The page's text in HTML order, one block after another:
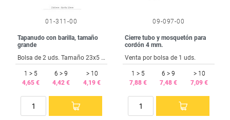
01-311-00
Tapanudo con barilla, tamaño
grande
Bolsa de 2 uds. Tamaño 23x5 mm. Barilla 10 mm.
1 > 5
4,65 €
6 > 9
4,42 €
> 10
4,19 €
09-097-00
Cierre tubo y mosquetón para
cordón 4 mm.
Venta por bolsa de 1 uds.
1 > 5
7,88 €
6 > 9
7,48 €
> 10
7,09 €